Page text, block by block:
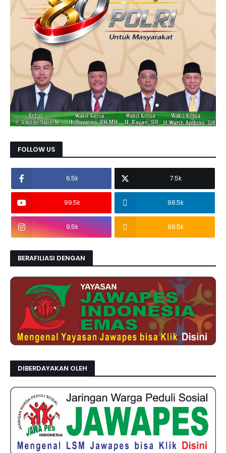
FOLLOW US
6.5k 7.5k
99.5k 98.5k
9.5k 89.5k
BERAFILIASI DENGAN
DIBERDAYAKAN OLEH